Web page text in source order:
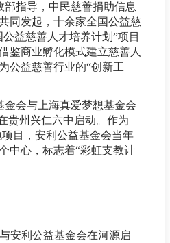
部指导，中民慈善捐助信息
同发起，十余家全国公益慈
益慈善人才培养计划”项目
鉴商业孵化模式建立慈善人
公益慈善行业的“创新工
金会与上海真爱梦想基金会
贵州兴仁六中启动。作为
项目，安利公益基金会当年
中心，标志着“彩虹支教计
安利公益基金会在河源启